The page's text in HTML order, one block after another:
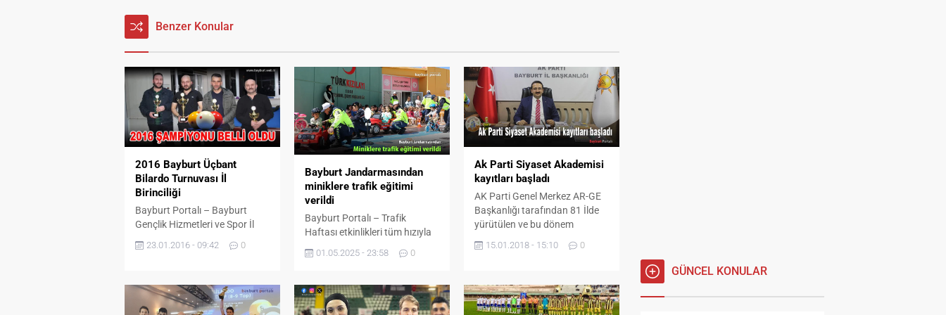
Benzer Konular
2016 Bayburt Üçbant
Bilardo Turnuvası İl
Birinciliği
Bayburt Portalı – Bayburt
Gençlik Hizmetleri ve Spor İl
il birinciliği için üç bant bilardo
kıyasıya mücadele ettiği
turnuva Gençlik Merkezi ev
23.01.2016 - 09:42 0
Bayburt Jandarmasından
miniklere trafik eğitimi
verildi
Bayburt Portalı – Trafik
Haftası etkinlikleri tüm hızıyla
bilinçli sürücüleri ve yayaları
unutulmadı. Bu kapsamda,
Nazlı Şentürk Kızılay Anaokulu
01.05.2025 - 23:58 0
Ak Parti Siyaset Akademisi
kayıtları başladı
AK Parti Genel Merkez AR-GE
Başkanlığı tarafından 81 İlde
yürütülen ve bu dönem
Emrinde Aydınlık Geleceğe’
Vizyonu; Yerli ve Milli Ekonomi”
konularında eğitimlerin
15.01.2018 - 15:10 0
GÜNCEL KONULAR